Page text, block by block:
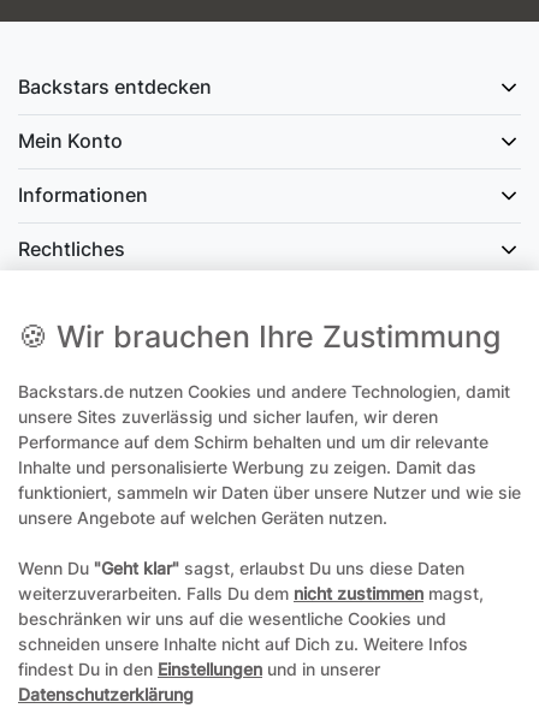
Backstars entdecken
Mein Konto
Informationen
Rechtliches
office@backstars.de
Wir antworten Ihnen schnellstmöglich. An Sonn- und Feiertagen kann
es evtl. zu Verzögerungen kommen.
07306 306239¹
Freitags am besten zwischen 8-12 Uhr
¹Telefonieren zum üblichen Ortstarif. Verbindugsgebühren für Anrufe
aus dem Mobilfunknetz können ggf. abweichen.
*Alle Preise inkl. gesetzl. Mehrwertsteuer und ggf. zzgl.
🍪 Wir brauchen Ihre Zustimmung
Backstars.de nutzen Cookies und andere Technologien, damit
unsere Sites zuverlässig und sicher laufen, wir deren
Performance auf dem Schirm behalten und um dir relevante
Inhalte und personalisierte Werbung zu zeigen. Damit das
funktioniert, sammeln wir Daten über unsere Nutzer und wie sie
unsere Angebote auf welchen Geräten nutzen.
Wenn Du "Geht klar" sagst, erlaubst Du uns diese Daten
weiterzuverarbeiten. Falls Du dem nicht zustimmen magst,
beschränken wir uns auf die wesentliche Cookies und
schneiden unsere Inhalte nicht auf Dich zu. Weitere Infos
findest Du in den Einstellungen und in unserer
Datenschutzerklärung